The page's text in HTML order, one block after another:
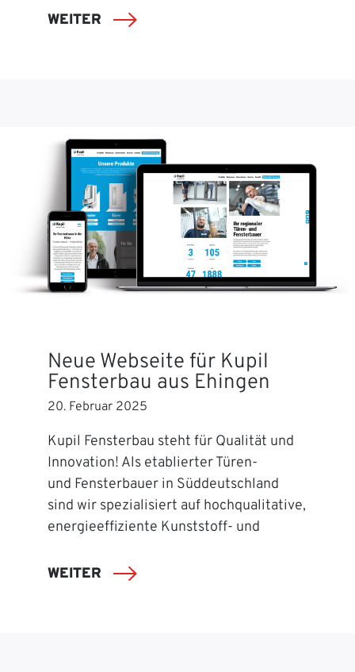
WEITER
Neue Webseite für Kupil
Fensterbau aus Ehingen
20. Februar 2025
Kupil Fensterbau steht für Qualität und
Innovation! Als etablierter Türen-
und Fensterbauer in Süddeutschland
sind wir spezialisiert auf hochqualitative,
energieeffiziente Kunststoff- und
WEITER